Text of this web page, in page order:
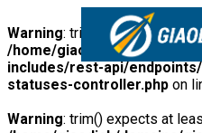
Warning: trim() expects at
/home/giaodich/domains/
includes/rest-api/
statuses-controller.php on
Warning: trim() expects at